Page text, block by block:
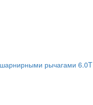
рычагами 6.0T